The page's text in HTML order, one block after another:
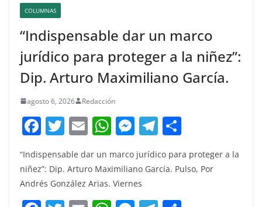
COLUMNAS
“Indispensable dar un marco
jurídico para proteger a la niñez”:
Dip. Arturo Maximiliano García.
agosto 6, 2026 Redacción
F
c
e
b
T
w
itt
er
E
ai
l
W
at
s
A
M
e
ss
e
n
T
e
a
m
“Indispensable dar un marco jurídico para proteger a la
niñez”: Dip. Arturo Maximiliano García. Pulso, Por
Andrés González Arias. Viernes